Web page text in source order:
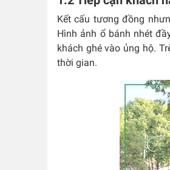
Kết cấu tương đồng
Hình ảnh ổ bánh nhét
khách ghé vào ủng hộ.
thời gian.